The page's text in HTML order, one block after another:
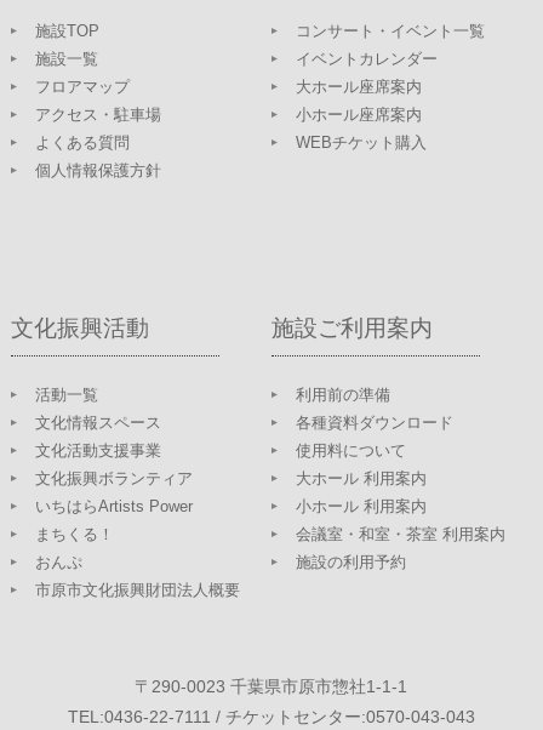
施設TOP
施設一覧
フロアマップ
アクセス・駐車場
よくある質問
個人情報保護方針
コンサート・イベント一覧
イベントカレンダー
大ホール座席案内
小ホール座席案内
WEBチケット購入
文化振興活動
活動一覧
文化情報スペース
文化活動支援事業
文化振興ボランティア
いちはらArtists Power
まちくる！
おんぷ
市原市文化振興財団法人概要
施設ご利用案内
利用前の準備
各種資料ダウンロード
使用料について
大ホール 利用案内
小ホール 利用案内
会議室・和室・茶室 利用案内
施設の利用予約
〒290-0023 千葉県市原市惣社1-1-1
TEL:0436-22-7111 / チケットセンター:0570-043-043